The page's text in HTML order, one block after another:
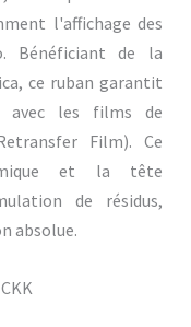
l'affichage des
Bénéficiant de la
ce ruban garantit
avec les films de
Film). Ce
et la tête
de résidus,
absolue.